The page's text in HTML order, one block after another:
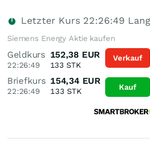
Letzter Kurs 22:26:49
Siemens Energy Aktie kaufen
Geldkurs
22:26:49
152,38 EUR
133 STK
Briefkurs
22:26:49
154,34 EUR
133 STK
Verkauf
Kauf